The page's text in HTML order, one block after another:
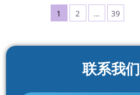
1 2 … 39
联系我们